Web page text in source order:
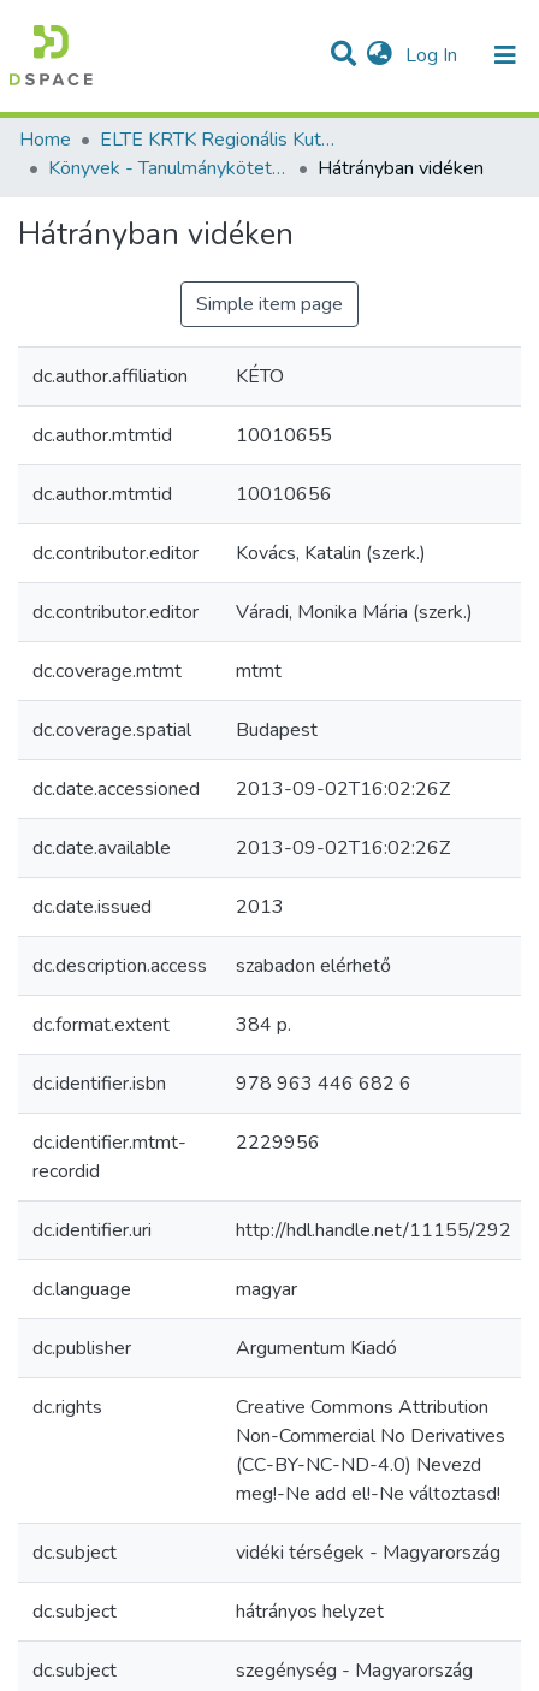
Log In (current)
Communities & Collections
Statistics
All of DSpace
Home
ELTE KRTK Regionális Kutatások Intézete
Könyvek - Tanulmánykötetek - magyar nyelvű (RKI)
Hátrányban vidéken
Hátrányban vidéken
Simple item page
dc.author.affiliation KÉTO
dc.author.mtmtid 10010655
dc.author.mtmtid 10010656
dc.contributor.editor Kovács, Katalin (szerk.)
dc.contributor.editor Váradi, Monika Mária (szerk.)
dc.coverage.mtmt mtmt
dc.coverage.spatial Budapest
dc.date.accessioned 2013-09-02T16:02:26Z
dc.date.available 2013-09-02T16:02:26Z
dc.date.issued 2013
dc.description.access szabadon elérhető
dc.format.extent 384 p.
dc.identifier.isbn 978 963 446 682 6
dc.identifier.mtmt-
recordid
2229956
dc.identifier.uri http://hdl.handle.net/11155/292
dc.language magyar
dc.publisher Argumentum Kiadó
dc.rights
Creative Commons Attribution
Non-Commercial No Derivatives
(CC-BY-NC-ND-4.0) Nevezd
meg!-Ne add el!-Ne változtasd!
dc.subject vidéki térségek - Magyarország
dc.subject hátrányos helyzet
dc.subject szegénység - Magyarország